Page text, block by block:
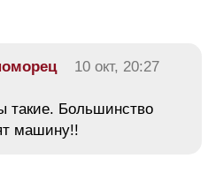
10 окт, 20:27
такие. Большинство
машину!!